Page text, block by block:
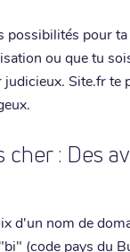
pour
ou que tu
Site.fr te
cher : Des
d'un nom de
(code pays du